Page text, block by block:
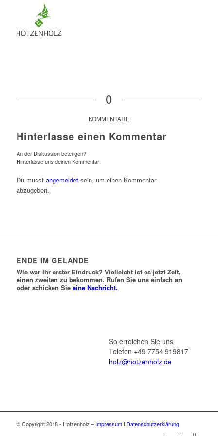
0
KOMMENTARE
Hinterlasse einen Kommentar
An der Diskussion beteiligen?
Hinterlasse uns deinen Kommentar!
Du musst angemeldetsein, um einen Kommentar
abzugeben.
ENDE IM GELÄNDE
Wie war Ihr erster Eindruck? Vielleicht ist es jetzt Zeit,
einen zweiten zu bekommen. Rufen Sie uns einfach an
oder schicken Sie eine Nachricht.
So erreichen Sie uns
Telefon +49 7754 919817
holz@hotzenholz.de
© Copyright 2018 - Hotzenholz – ImpressumI Datenschutzerklärung